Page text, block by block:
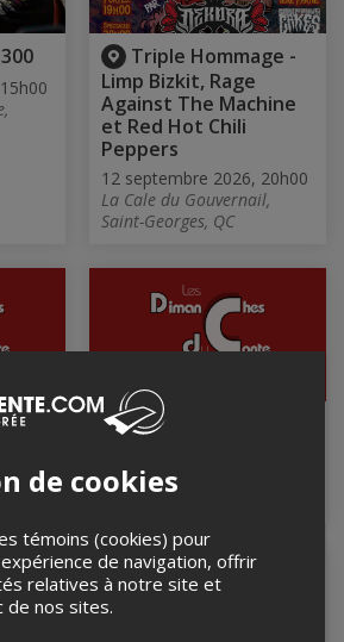
Triple Hommage -
Limp Bizkit, Rage
Against The Machine
et Red Hot Chili
Peppers
12 septembre 2026, 20h00
La Cale du Gouvernail,
Saint-Georges, QC
Les histoires en
(webdiffusion)
de cookies
témoins (cookies) pour
de navigation, offrir
relatives à notre site et
de nos sites.